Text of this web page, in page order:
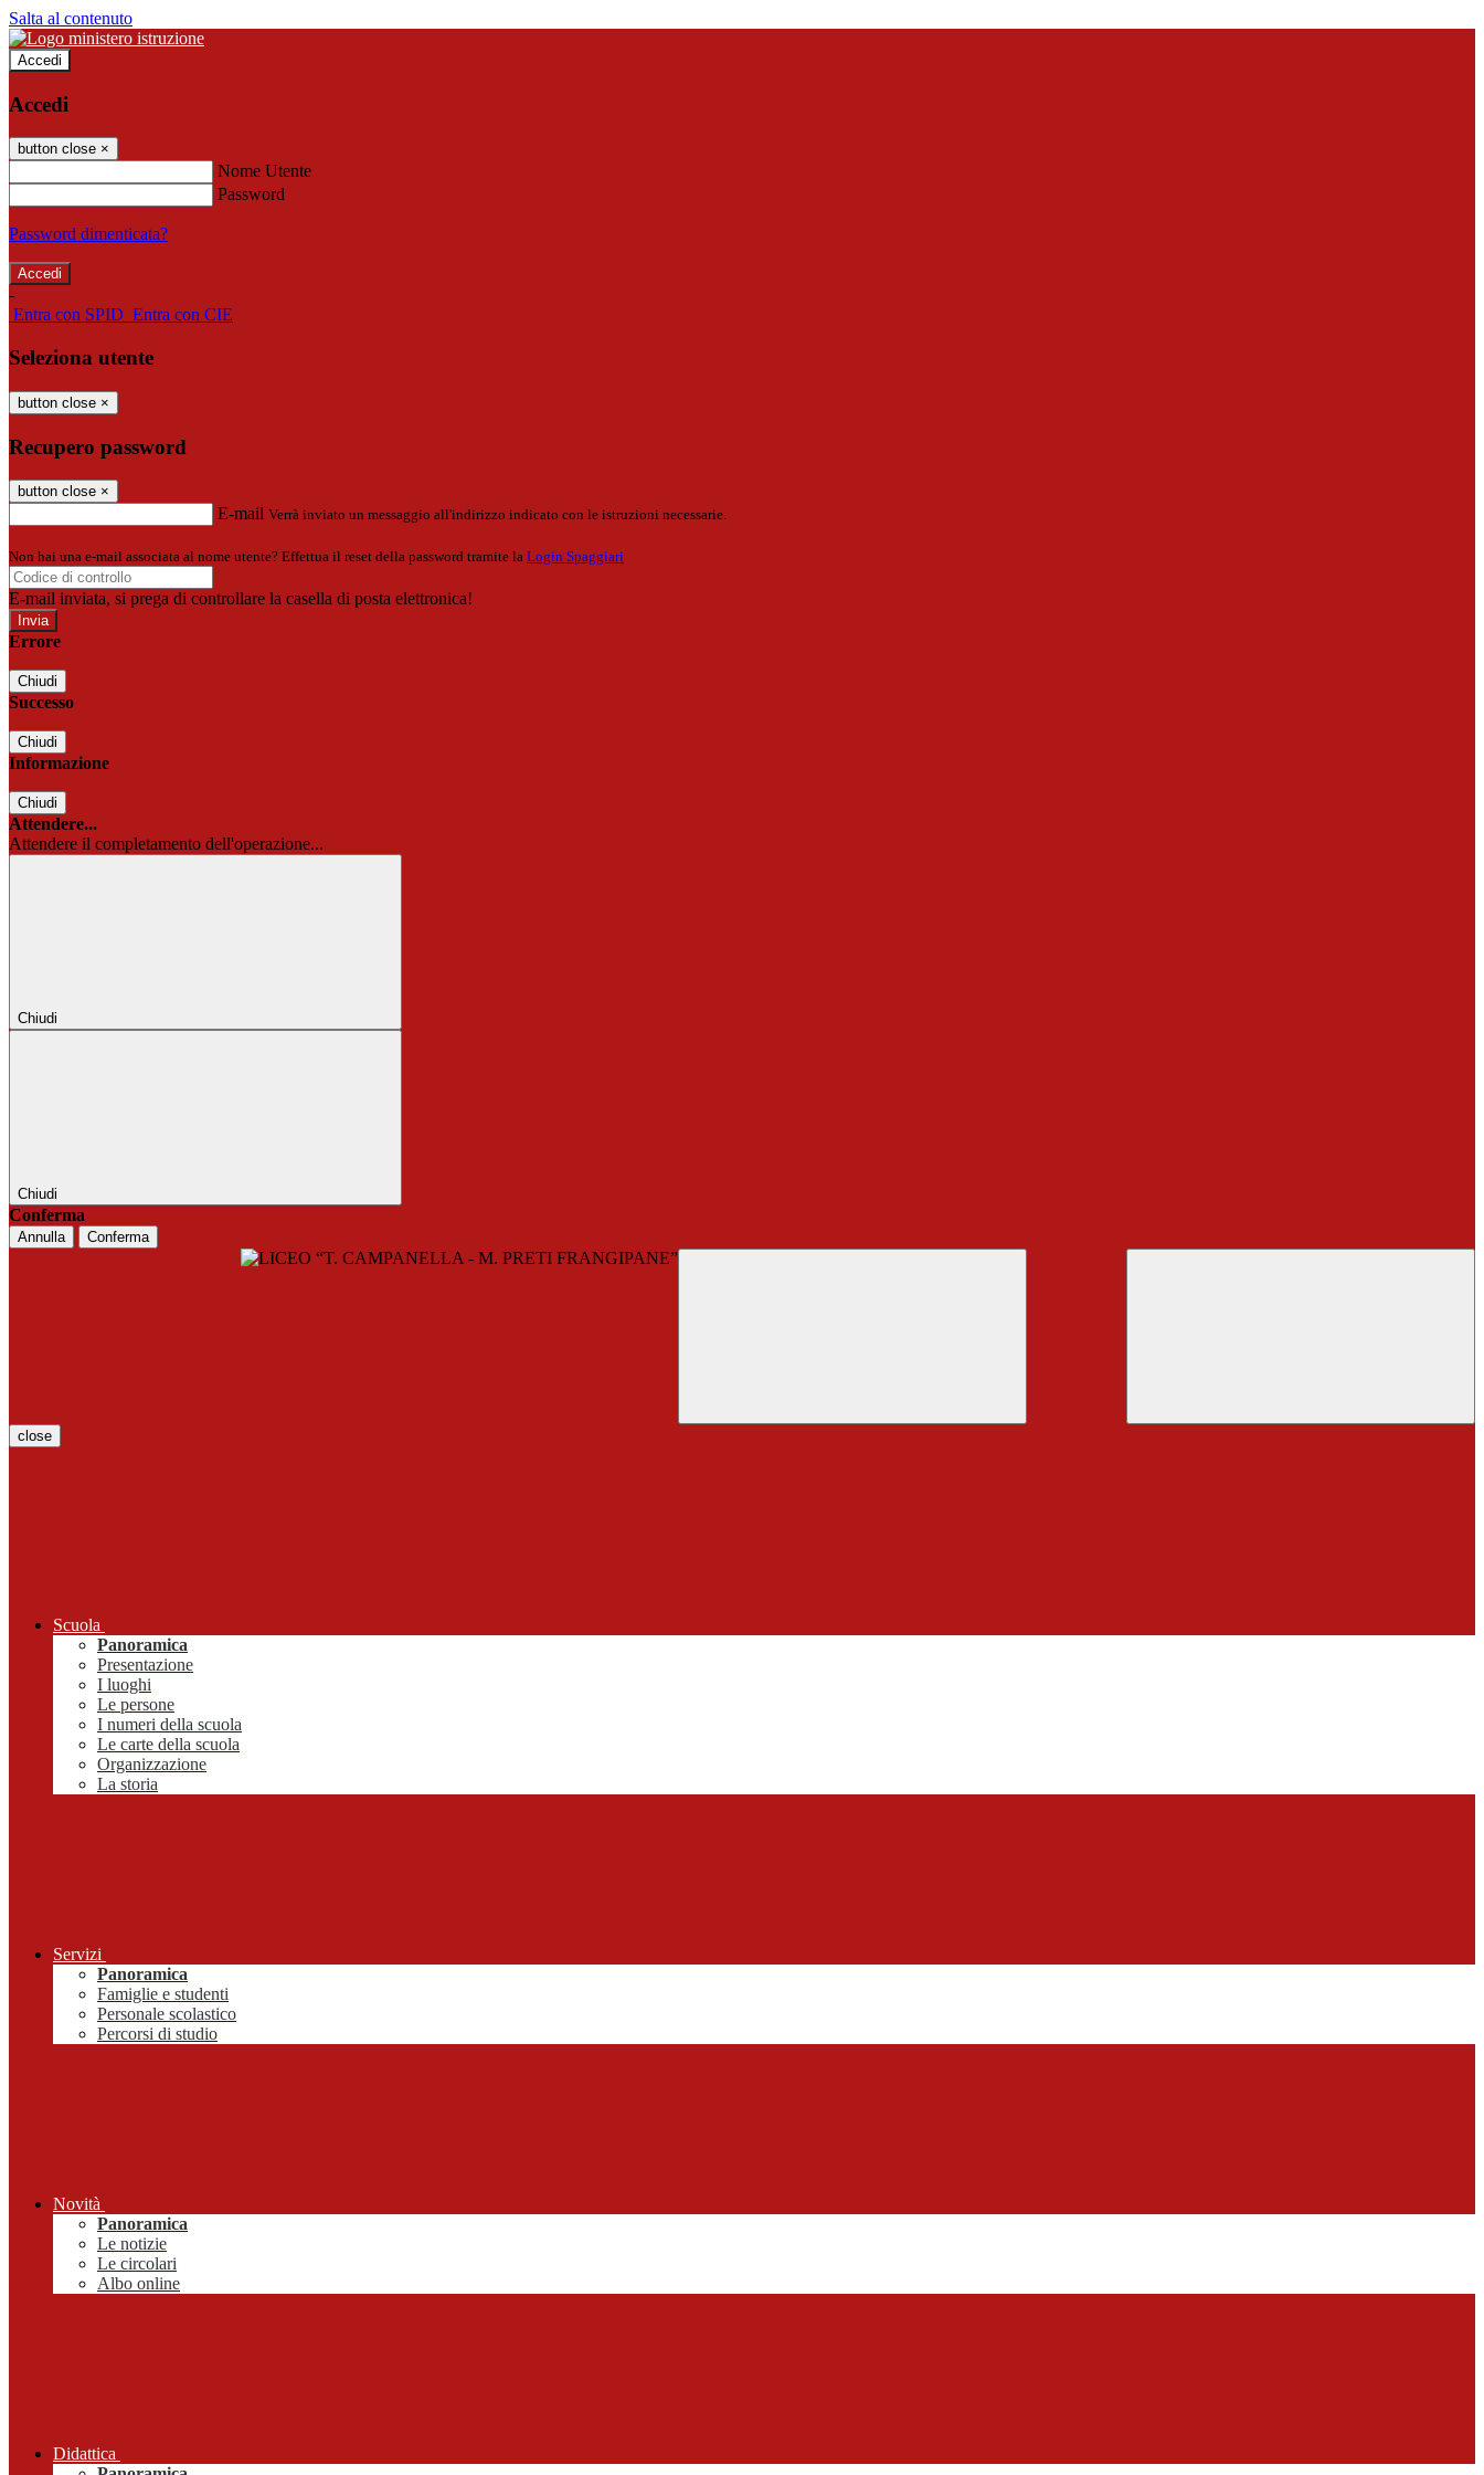
Salta al contenuto
Accedi
Accedi
button close ×
Nome Utente
Password
Password dimenticata?
-
Entra con SPID Entra con CIE
Seleziona utente
button close ×
Recupero password
button close ×
E-mail Verrà inviato un messaggio all'indirizzo indicato con le istruzioni necessarie.
Non hai una e-mail associata al nome utente? Effettua il reset della password tramite la Login Spaggiari
E-mail inviata, si prega di controllare la casella di posta elettronica!
Errore
Chiudi
Successo
Chiudi
Informazione
Chiudi
Attendere...
Attendere il completamento dell'operazione...
Chiudi
Chiudi
Conferma
Annulla Conferma
close
Scuola
Panoramica
Presentazione
I luoghi
Le persone
I numeri della scuola
Le carte della scuola
Organizzazione
La storia
Servizi
Panoramica
Famiglie e studenti
Personale scolastico
Percorsi di studio
Novità
Panoramica
Le notizie
Le circolari
Albo online
Didattica